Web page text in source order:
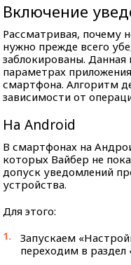
Включение
Рассматривая, почему
нужно прежде всего
заблокированы.
параметрах
смартфона. Алгоритм
зависимости от
На Android
В смартфонах на
которых Вайбер не
допуск уведомлений
устройства.
Для этого:
Запускаем
переходим в раздел